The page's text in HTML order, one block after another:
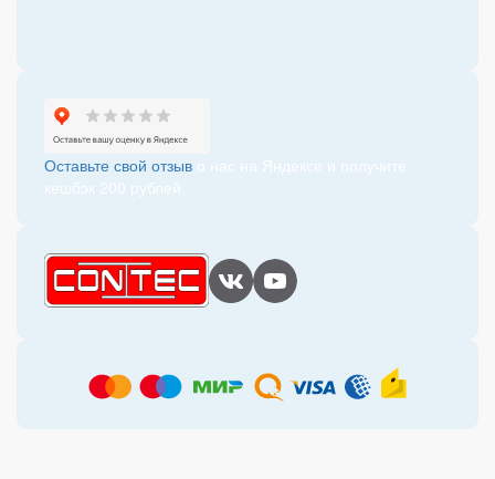
Оставьте свой отзыв о нас на Яндексе и получите
кешбэк 200 рублей